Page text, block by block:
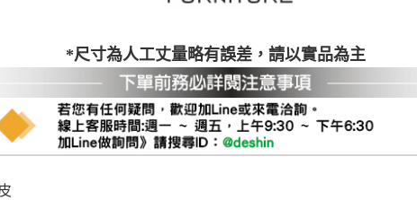
*尺寸為人工丈量略有誤差，請以實品為主
投、雲林、嘉義、台南、高雄、屏東、宜蘭、 花蓮、台東、金門
@dershin）
而需退換貨，請於收到貨7日內通知客服人員(Line@ ID：
。鑑賞期間若發生非本司因素致使之汙損破壞，恕無法辦理退換
地區固定每周(三)、(日)兩天收送貨，敬請見諒！
無維修服務，超過7日鑑賞期，商品使用年限，因客人使用習慣
損壞、零件短缺，則維修、搬運費用，需由消費者自行吸收(另
期(注意:鑑賞期非試用期)，若非商品品質瑕疵問題於鑑賞期內退